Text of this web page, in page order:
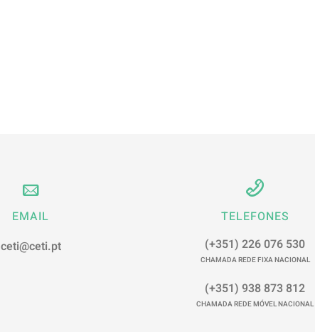
EMAIL
ceti@ceti.pt
TELEFONES
(+351) 226 076 530
CHAMADA REDE FIXA NACIONAL
(+351) 938 873 812
CHAMADA REDE MÓVEL NACIONAL